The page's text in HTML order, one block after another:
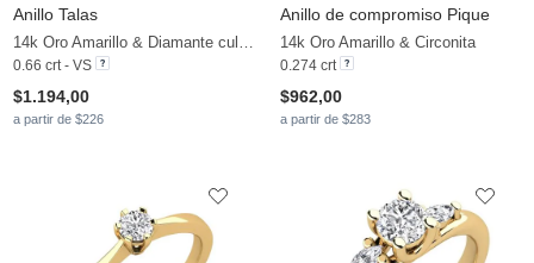
Anillo Talas
0.66 crt - VS
$1.194,00
a partir de $226
Anillo de compromiso Pique
14k Oro Amarillo & Circonita
0.274 crt
$962,00
a partir de $283